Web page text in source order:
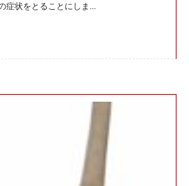
症状をとることにしま...